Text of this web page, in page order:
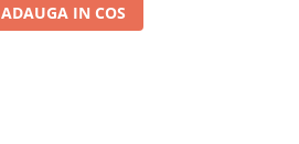
ADAUGA IN COS